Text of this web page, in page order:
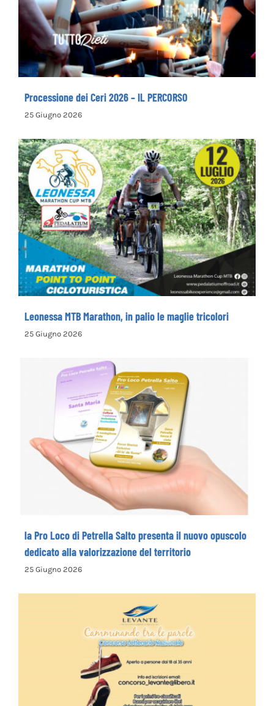
Processione dei Ceri 2026 – IL PERCORSO
25 Giugno 2026
Leonessa MTB Marathon, in palio le maglie
tricolori
Leonessa MTB Marathon, in palio le maglie tricolori
25 Giugno 2026
la Pro Loco di Petrella Salto presenta il
nuovo opuscolo dedicato alla
valorizzazione del territorio
la Pro Loco di Petrella Salto presenta il nuovo opuscolo
dedicato alla valorizzazione del territorio
25 Giugno 2026
La Cooperativa Sociale Levante promuove
il 1° Concorso Letterario Nazionale
“Camminando tra le parole” – COME
ISCRIVERSI